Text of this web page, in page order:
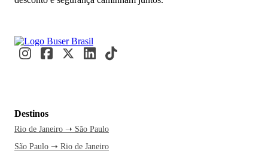
Destinos
Rio de Janeiro ➝ São Paulo
São Paulo ➝ Rio de Janeiro